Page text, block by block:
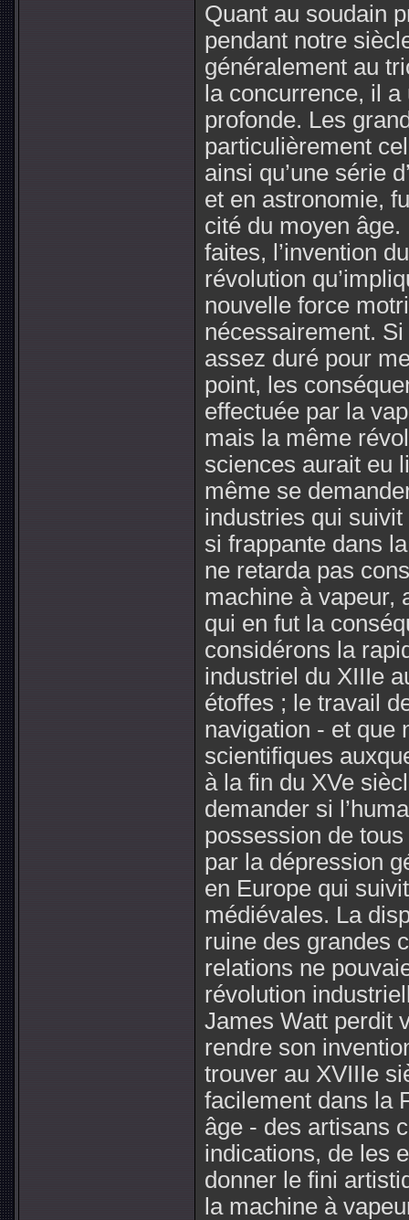
Quant au soudain
pendant notre
généralement au
la concurrence, il
profonde. Les
particulièrement
ainsi qu’une série
et en astronomie,
cité du moyen
faites, l’invention
révolution
nouvelle force
nécessairement.
assez duré pour
point, les
effectuée par la
mais la même
sciences aurait eu
même se
industries qui
si frappante dans
ne retarda pas
machine à vapeur,
qui en fut la
considérons la
industriel du XIIIe
étoffes ; le travail
navigation - et que
scientifiques
à la fin du XVe
demander si
possession de
par la dépression
en Europe qui
médiévales. La
ruine des grandes
relations ne
révolution
James Watt perdit
rendre son
trouver au XVIIIe
facilement dans la
âge - des artisans
indications, de les
donner le fini
la machine à